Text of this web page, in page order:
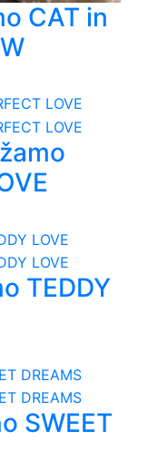
CAT in
TEDDY
SWEET